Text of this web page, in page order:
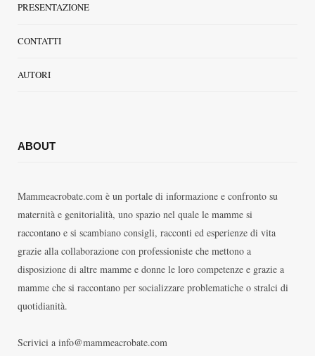
PRESENTAZIONE
CONTATTI
AUTORI
ABOUT
Mammeacrobate.com è un portale di informazione e confronto su
maternità e genitorialità, uno spazio nel quale le mamme si
raccontano e si scambiano consigli, racconti ed esperienze di vita
grazie alla collaborazione con professioniste che mettono a
disposizione di altre mamme e donne le loro competenze e grazie a
mamme che si raccontano per socializzare problematiche o stralci di
quotidianità.
Scrivici a info@mammeacrobate.com